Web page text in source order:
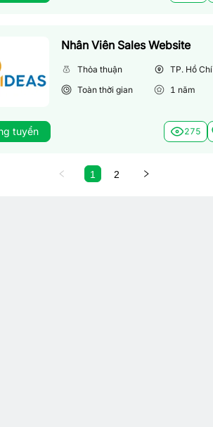
Nhân Viên Sales Website
Thỏa thuận
TP. Hồ Chí Minh
Toàn thời gian
1 năm
tuyển 275
1 2